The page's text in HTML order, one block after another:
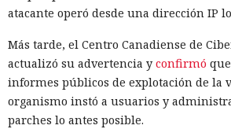
atacante operó desde una dirección IP
Más tarde, el Centro Canadiense de
actualizó su advertencia y confirmó
informes públicos de explotación de la
organismo instó a usuarios y
parches lo antes posible.